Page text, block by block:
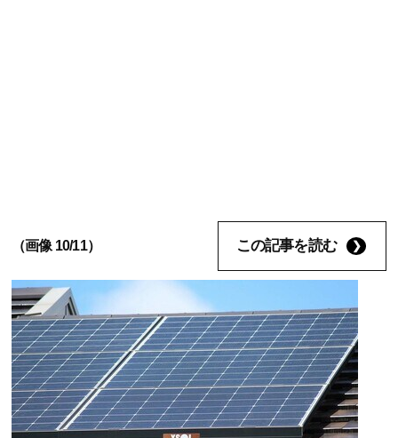
（画像 10/11） この記事を読む